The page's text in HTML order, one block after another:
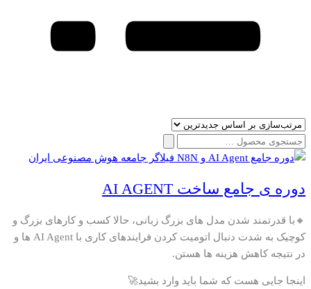
جستجو
برای:
دوره ی جامع ساخت AI AGENT
🔸با قدرتمند شدن مدل های بزرگ زبانی، حالا کسب و کارهای بزرگ و
کوچیک به شدت دنبال اتومیت کردن فرایندهای کاری با AI Agent ها و
در نتیجه کاهش هزینه ها هستن.
اینجا جایی هست که شما باید وارد بشید🚀